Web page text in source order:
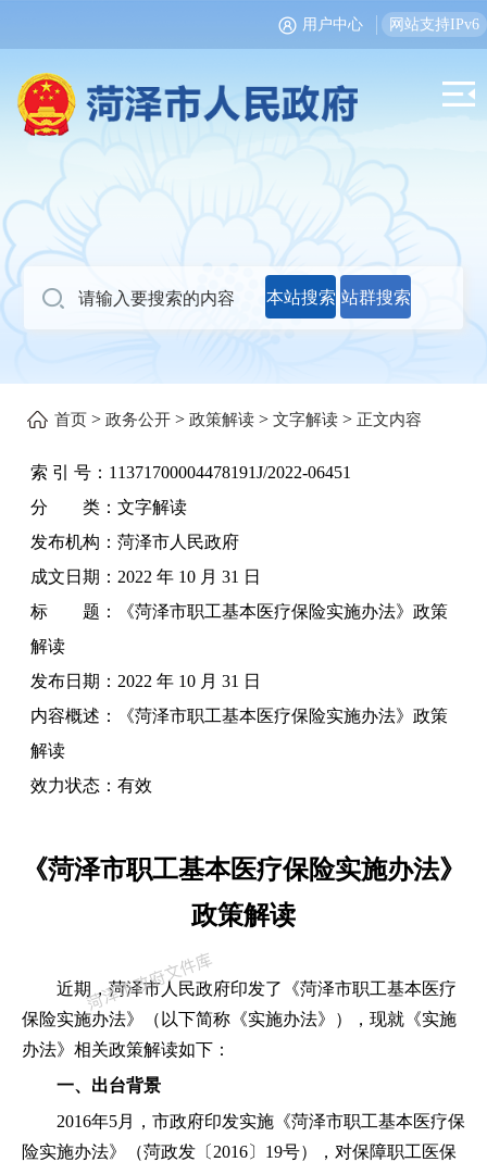
用户中心 网站支持IPv6
本站搜索 站群搜索
首页 > 政务公开 > 政策解读 > 文字解读 > 正文内容
索 引 号： 11371700004478191J/2022-06451
分 类： 文字解读
发布机构： 菏泽市人民政府
成文日期： 2022 年 10 月 31 日
标 题：
《菏泽市职工基本医疗保险实施办法》政策
解读
发布日期： 2022 年 10 月 31 日
内容概述：
《菏泽市职工基本医疗保险实施办法》政策
解读
效力状态： 有效
《菏泽市职工基本医疗保险实施办法》
政策解读
近期，菏泽市人民政府印发了《菏泽市职工基本医疗
保险实施办法》（以下简称《实施办法》），现就《实施
办法》相关政策解读如下：
一、出台背景
2016年5月，市政府印发实施《菏泽市职工基本医疗保
险实施办法》（菏政发〔2016〕19号），对保障职工医保